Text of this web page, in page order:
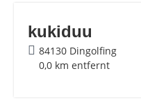
kukiduu
84130 Dingolfing
0,0 km entfernt